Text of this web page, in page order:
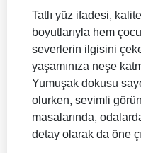
Tatlı yüz ifadesi,
boyutlarıyla hem
severlerin ilgisini
yaşamınıza neşe
Yumuşak dokusu
olurken, sevimli
masalarında,
detay olarak da öne